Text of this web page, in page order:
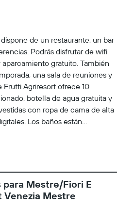
de un restaurante, un bar
Podrás disfrutar de wifi
gratuito. También
una sala de reuniones y
Frutti Agriresort ofrece 10
botella de agua gratuita y
con ropa de cama de alta
Los baños están
ofrece acceso a Internet
y esparcimiento en este hotel
de 12 años sin la
practicar las actividades de
más abajo en las
Mestre/Fiori E
Mestre